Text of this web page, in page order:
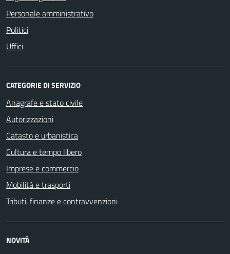
Personale amministrativo
Politici
Uffici
CATEGORIE DI SERVIZIO
Anagrafe e stato civile
Autorizzazioni
Catasto e urbanistica
Cultura e tempo libero
Imprese e commercio
Mobilità e trasporti
Tributi, finanze e contravvenzioni
NOVITÀ